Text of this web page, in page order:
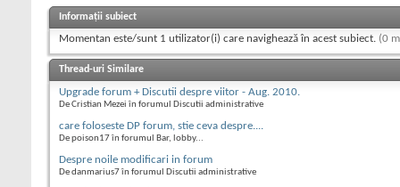
Informații subiect
Momentan este/sunt 1 utilizator(i) care navighează în acest subiect. (0
Thread-uri Similare
Upgrade forum + Discutii despre viitor - Aug. 2010.
De Cristian Mezei în forumul Discutii administrative
care foloseste DP forum, stie ceva despre....
De poison17 în forumul Bar, lobby...
Despre noile modificari in forum
De danmarius7 în forumul Discutii administrative